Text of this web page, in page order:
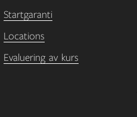
Startgaranti
Locations
Evaluering av kurs